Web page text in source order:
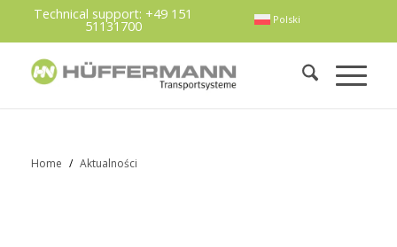
Polski
Technical support: +49 151
51131700
Home / Aktualności